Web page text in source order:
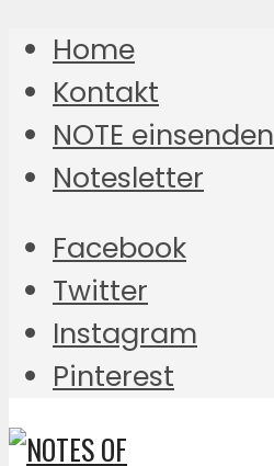
Home
Kontakt
NOTE einsenden
Notesletter
Facebook
Twitter
Instagram
Pinterest